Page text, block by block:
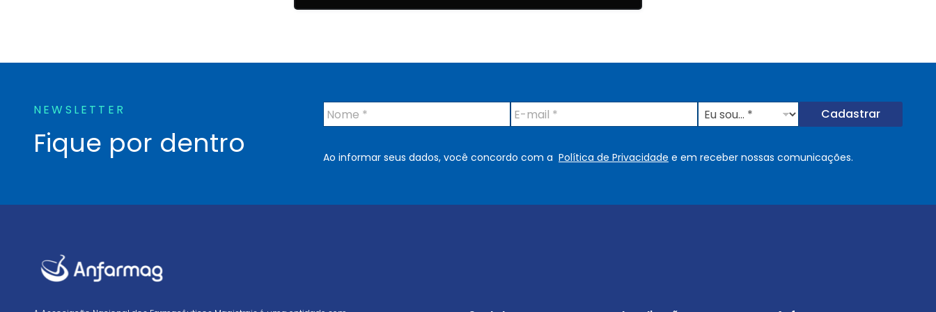
NEWSLETTER
Fique por dentro
N
o
*
E
-
i
E
u
u
Cadastrar
Ao informar seus dados, você concordo com a Política de Privacidade e em receber nossas comunicações.